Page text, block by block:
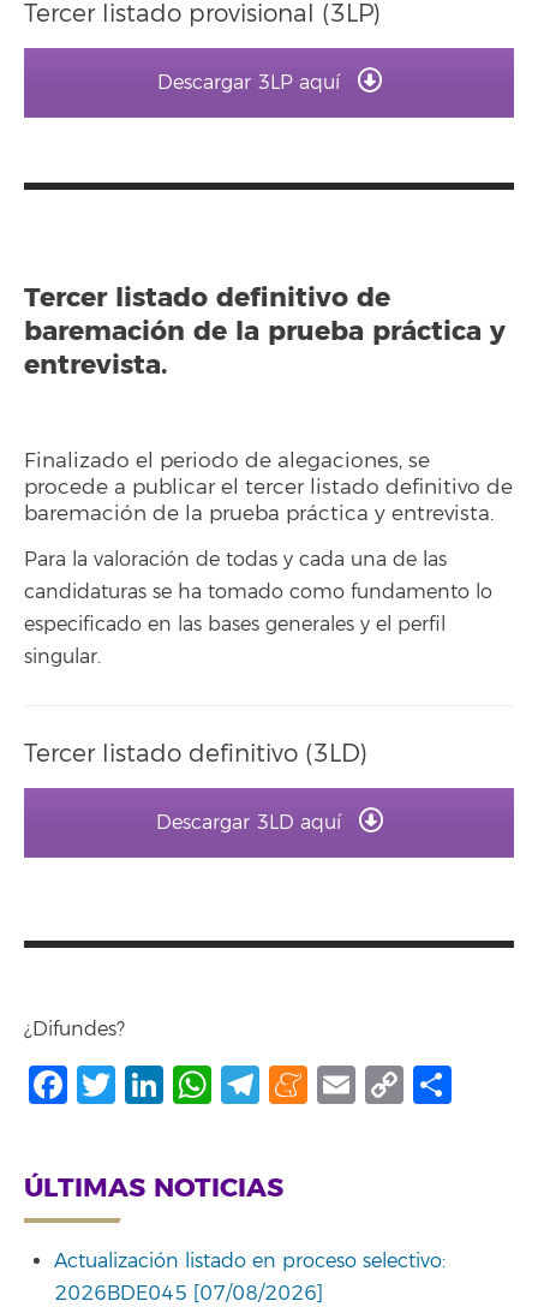
Tercer listado provisional (3LP)
Descargar 3LP aquí
Tercer listado definitivo de
baremación de la prueba práctica y
entrevista.
Finalizado el periodo de alegaciones, se
procede a publicar el tercer listado definitivo de
baremación de la prueba práctica y entrevista.
Para la valoración de todas y cada una de las
candidaturas se ha tomado como fundamento lo
especificado en las bases generales y el perfil
singular.
Tercer listado definitivo (3LD)
Descargar 3LD aquí
¿Difundes?
Facebook
Twitter
LinkedIn
WhatsApp
Telegram
Meneame
Email
Copy
ÚLTIMAS NOTICIAS
Actualización listado en proceso selectivo:
2026BDE045 [07/08/2026]